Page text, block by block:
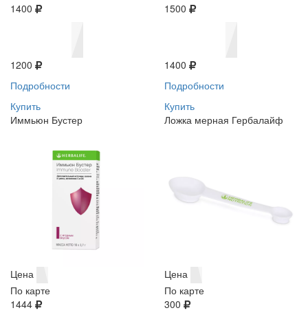
1400
1200
Подробности
Купить
1500
1400
Подробности
Купить
Иммьюн Бустер
Цена
По карте
1444
Ложка мерная Гербалайф
Цена
По карте
300